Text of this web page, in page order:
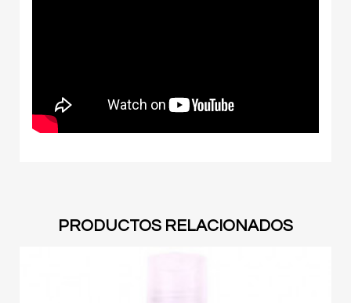
PRODUCTOS RELACIONADOS